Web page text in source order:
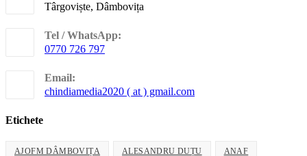
Târgoviște, Dâmbovița
Tel / WhatsApp:
0770 726 797
in
your
application
Email:
chindiamedia2020 ( at ) gmail.comOpens
Etichete
AJOFM DÂMBOVIȚA ALESANDRU DUȚU ANAF